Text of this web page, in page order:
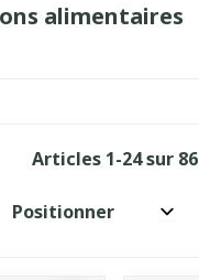
alimentaires
Articles 1-24sur 86
Trier par: